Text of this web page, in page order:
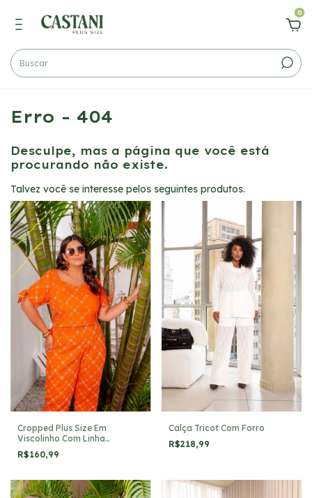
0
Erro - 404
Desculpe, mas a página que você está
procurando não existe.
Talvez você se interesse pelos seguintes produtos.
Cropped Plus Size Em
Viscolinho Com Linha
Bordada Em Floral
R$160,99
Calça Tricot Com Forro
R$218,99